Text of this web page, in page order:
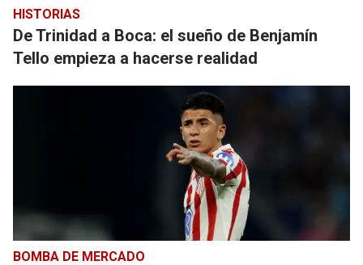
HISTORIAS
De Trinidad a Boca: el sueño de Benjamín
Tello empieza a hacerse realidad
BOMBA DE MERCADO